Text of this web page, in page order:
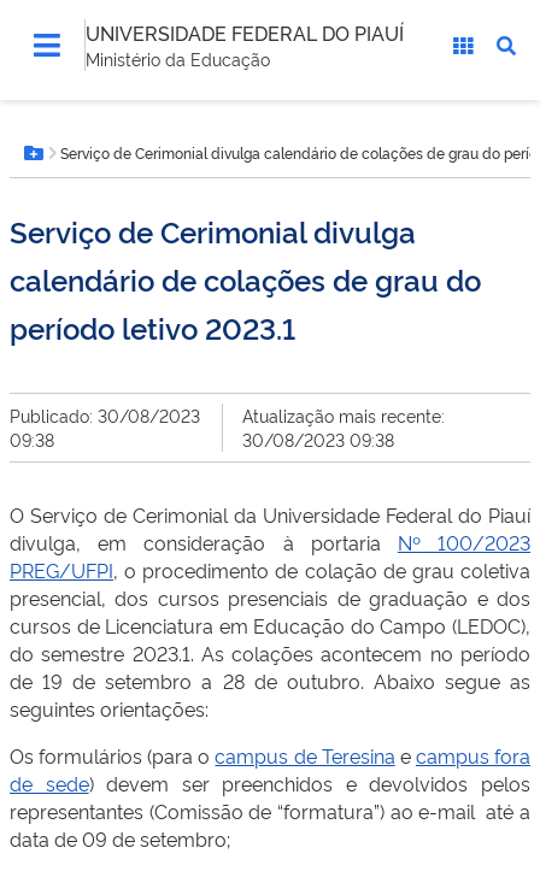
UNIVERSIDADE FEDERAL DO PIAUÍ
Ministério da Educação
está
aqui:Botão Menu
Serviço de Cerimonial divulga calendário de colações de grau do
Serviço de Cerimonial divulga
calendário de colações de grau do
período letivo 2023.1
Publicado: 30/08/2023
09:38
Atualização mais recente:
30/08/2023 09:38
O Serviço de Cerimonial da Universidade Federal do Piauí
divulga, em consideração à portaria Nº 100/2023
PREG/UFPI, o procedimento de colação de grau coletiva
presencial, dos cursos presenciais de graduação e dos
cursos de Licenciatura em Educação do Campo (LEDOC),
do semestre 2023.1. As colações acontecem no período
de 19 de setembro a 28 de outubro. Abaixo segue as
seguintes orientações:
Os formulários (para ocampus de Teresina ecampus fora
de sede) devem ser preenchidos e devolvidos pelos
representantes (Comissão de “formatura”) ao e-mail até a
data de 09 de setembro;